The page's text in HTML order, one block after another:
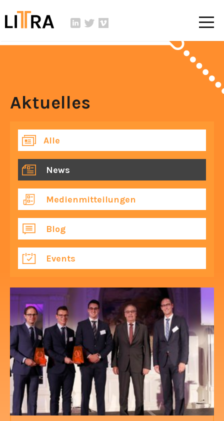
Aktuelles
Alle
News
Medienmitteilungen
Blog
Events